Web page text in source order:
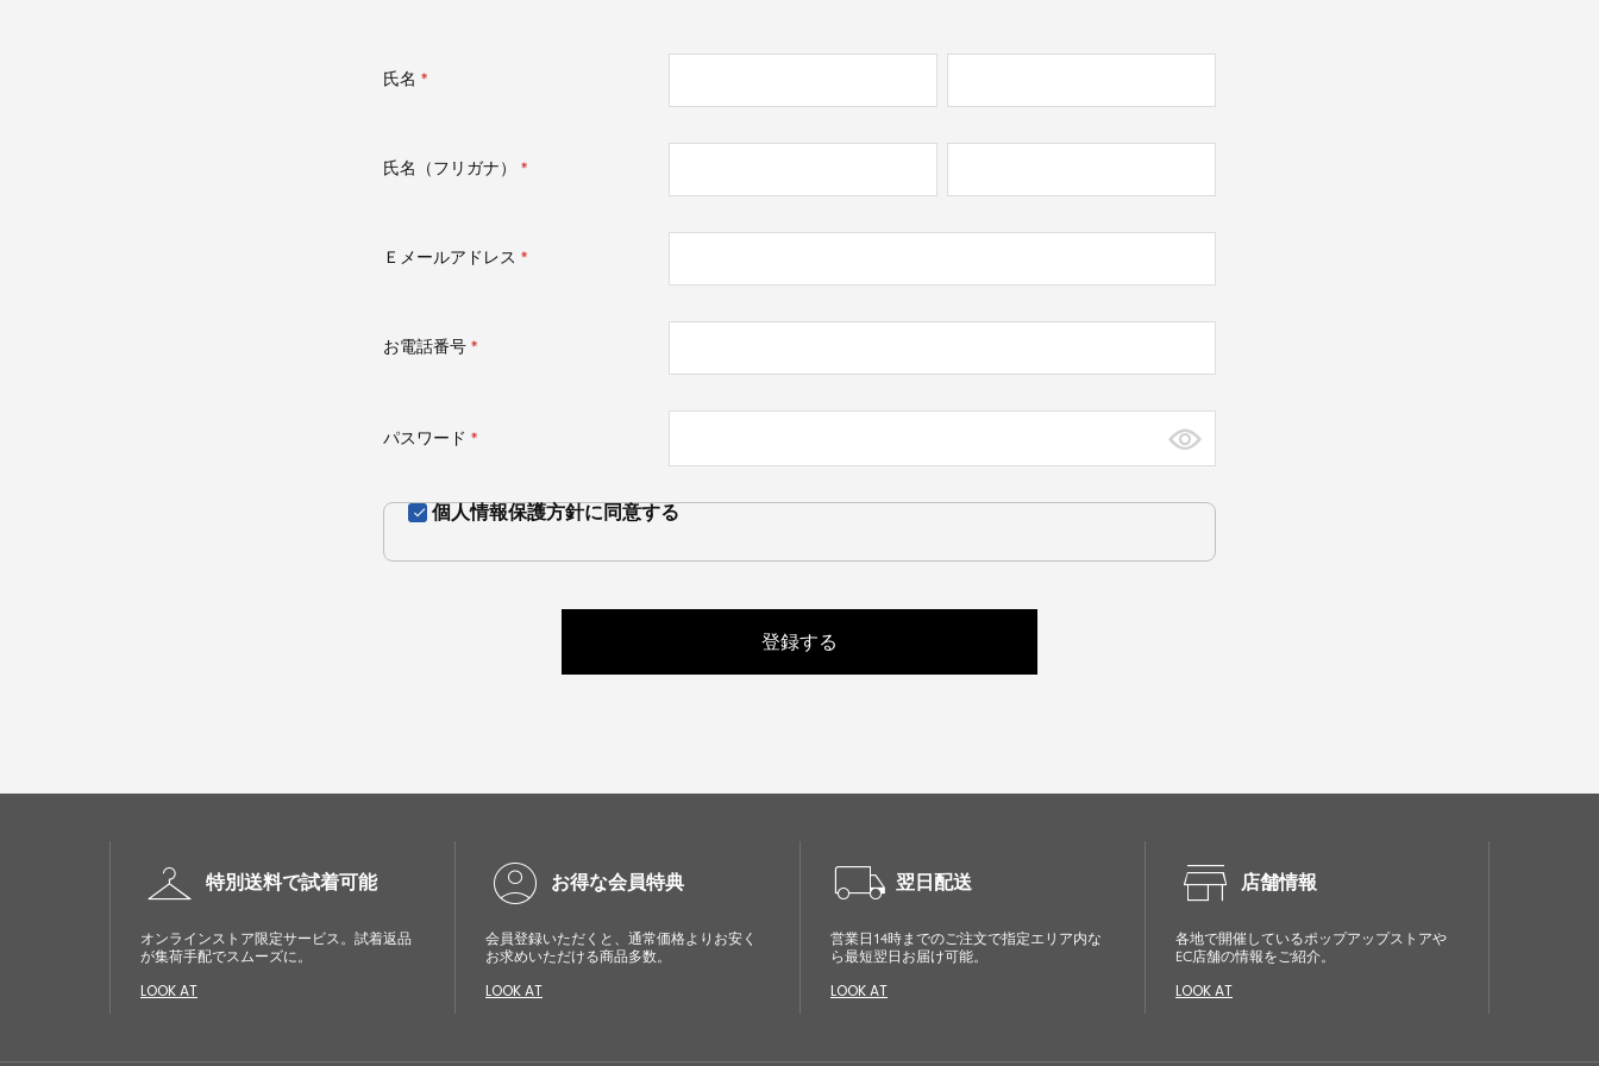
氏名
氏名（フリガナ）
Ｅメールアドレス
お電話番号
パスワード
個人情報保護方針に同意する
登録する
checkroom 特別送料で試着可能
オンラインストア限定サービス。試着返品
が集荷手配でスムーズに。
LOOK AT
account_circle お得な会員特典
会員登録いただくと、通常価格よりお安く
お求めいただける商品多数。
LOOK AT
local_shipping 翌日配送
営業日14時までのご注文で指定エリア内な
ら最短翌日お届け可能。
LOOK AT
store 店舗情報
各地で開催しているポップアップストアや
EC店舗の情報をご紹介。
LOOK AT